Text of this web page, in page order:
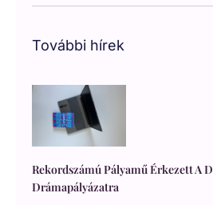
További hírek
Rekordszámú Pályamű Érkezett A
Drámapályázatra